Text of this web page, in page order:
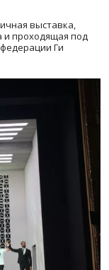
выставка,
и проходящая под
Ги